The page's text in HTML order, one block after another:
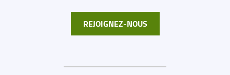
REJOIGNEZ-NOUS
Liens de bas de page